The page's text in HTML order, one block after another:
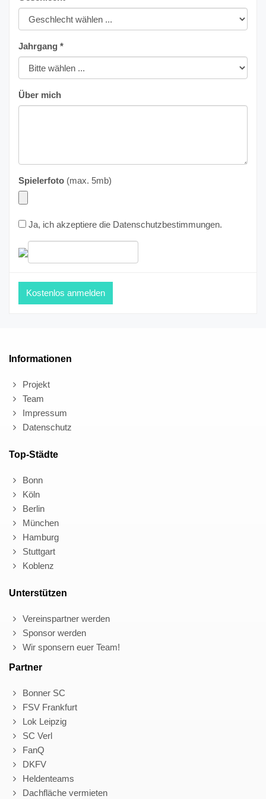
Jahrgang *
Über mich
Spielerfoto (max. 5mb)
Ja, ich akzeptiere die Datenschutzbestimmungen.
Informationen
Projekt
Team
Impressum
Datenschutz
Top-Städte
Bonn
Köln
Berlin
München
Hamburg
Stuttgart
Koblenz
Unterstützen
Vereinspartner werden
Sponsor werden
Wir sponsern euer Team!
Partner
Bonner SC
FSV Frankfurt
Lok Leipzig
SC Verl
FanQ
DKFV
Heldenteams
Dachfläche vermieten